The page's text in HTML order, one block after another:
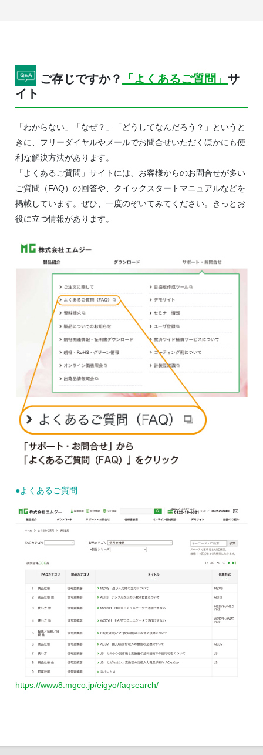
ご存じですか？ 「よくあるご質問」サ
イト
「わからない」「なぜ？」「どうしてなんだろう？」というと
きに、フリーダイヤルやメールでお問合せいただくほかにも便
利な解決方法があります。
「よくあるご質問」サイトには、お客様からのお問合せが多い
ご質問（FAQ）の回答や、クイックスタートマニュアルなどを
掲載しています。ぜひ、一度のぞいてみてください。きっとお
役に立つ情報があります。
●よくあるご質問
https://www8.mgco.jp/eigyo/faqsearch/